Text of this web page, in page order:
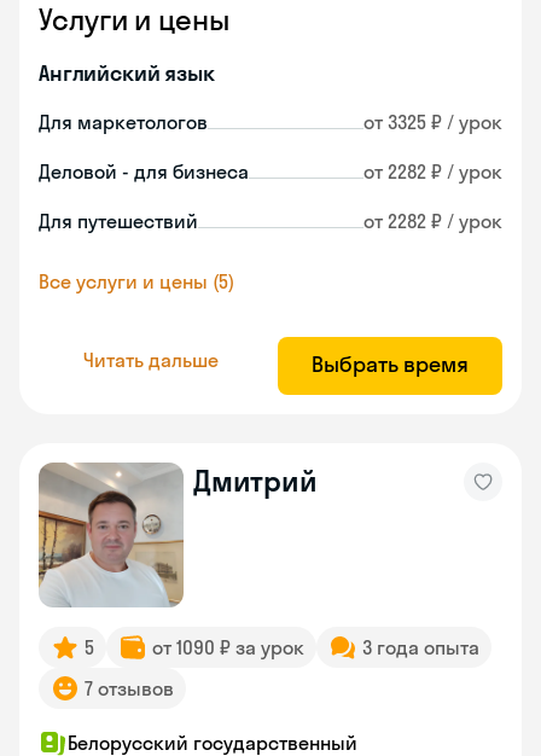
Услуги и цены
Английский язык
Для маркетологов от 3325 ₽ / урок
Деловой - для бизнеса от 2282 ₽ / урок
Для путешествий от 2282 ₽ / урок
Все услуги и цены (5)
Читать дальше Выбрать время
Дмитрий
5 от 1090 ₽ за урок
3 года опыта
7 отзывов
Белорусский государственный